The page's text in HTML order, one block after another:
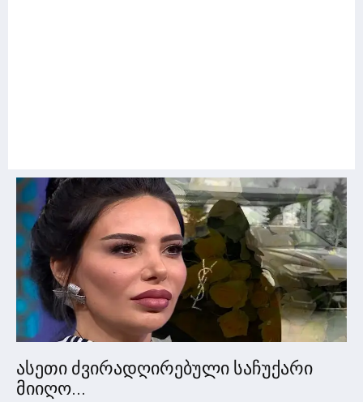
ასეთი ძვირადღირებული საჩუქარი
მიიღო...